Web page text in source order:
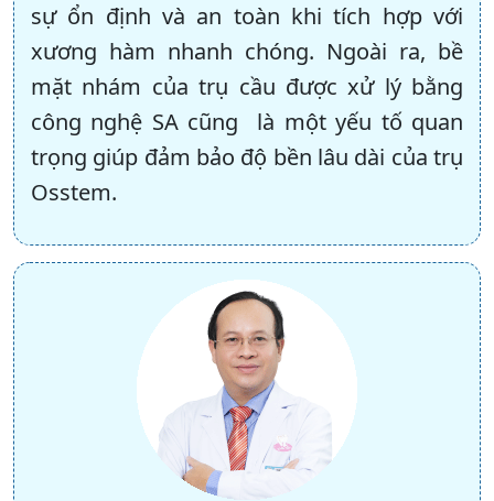
sự ổn định và an toàn khi tích hợp với
xương hàm nhanh chóng. Ngoài ra, bề
mặt nhám của trụ cầu được xử lý bằng
công nghệ SA cũng là một yếu tố quan
trọng giúp đảm bảo độ bền lâu dài của trụ
Osstem.